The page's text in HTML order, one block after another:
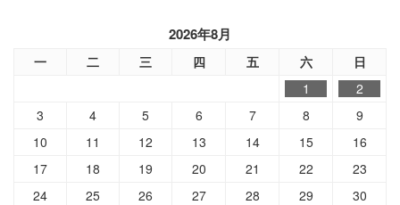
2026年8月
一 二 三 四 五 六 日
1
2
3
4 5 6 7 8
9
10
11 12 13 14 15
16
17
18 19 20 21 22
23
24
25 26 27 28 29
30